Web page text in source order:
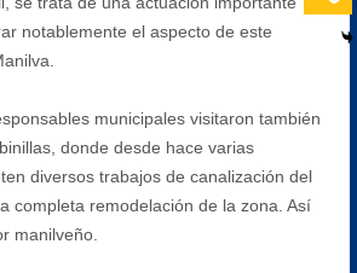
notablemente el aspecto de este
municipales visitaron también
donde desde hace varias
diversos trabajos de canalización del
completa remodelación de la zona. Así
manilveño.